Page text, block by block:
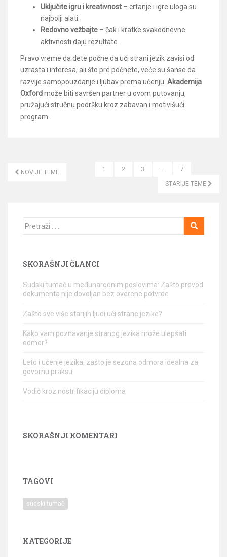
Uključite igru i kreativnost – crtanje i igre uloga su
najbolji alati.
Redovno vežbajte – čak i kratke svakodnevne
aktivnosti daju rezultate.
Pravo vreme da dete počne da uči strani jezik zavisi od
uzrasta i interesa, ali što pre počnete, veće su šanse da
razvije samopouzdanje i ljubav prema učenju. Akademija
Oxfordmože biti savršen partner u ovom putovanju,
pružajući stručnu podršku kroz zabavan i motivišući
program.
KRETANJE ČLANAKA
NOVIJE TEME 1 2 3 7
STARIJE TEME
Traži
SKORAŠNJI ČLANCI
Sudski tumač u međunarodnim poslovima: Zašto prevod
dokumenta nije dovoljan bez overene potvrde
Zašto sve više starijih ljudi uči strane jezike?
Kako vam poznavanje stranog jezika može ulepšati
odmor?
Leto i učenje jezika: zašto je sezona odmora idealna za
govornu praksu
Vodič kroz nostrifikaciju diploma
SKORAŠNJI KOMENTARI
TAGOVI
sudski tumač
KATEGORIJE